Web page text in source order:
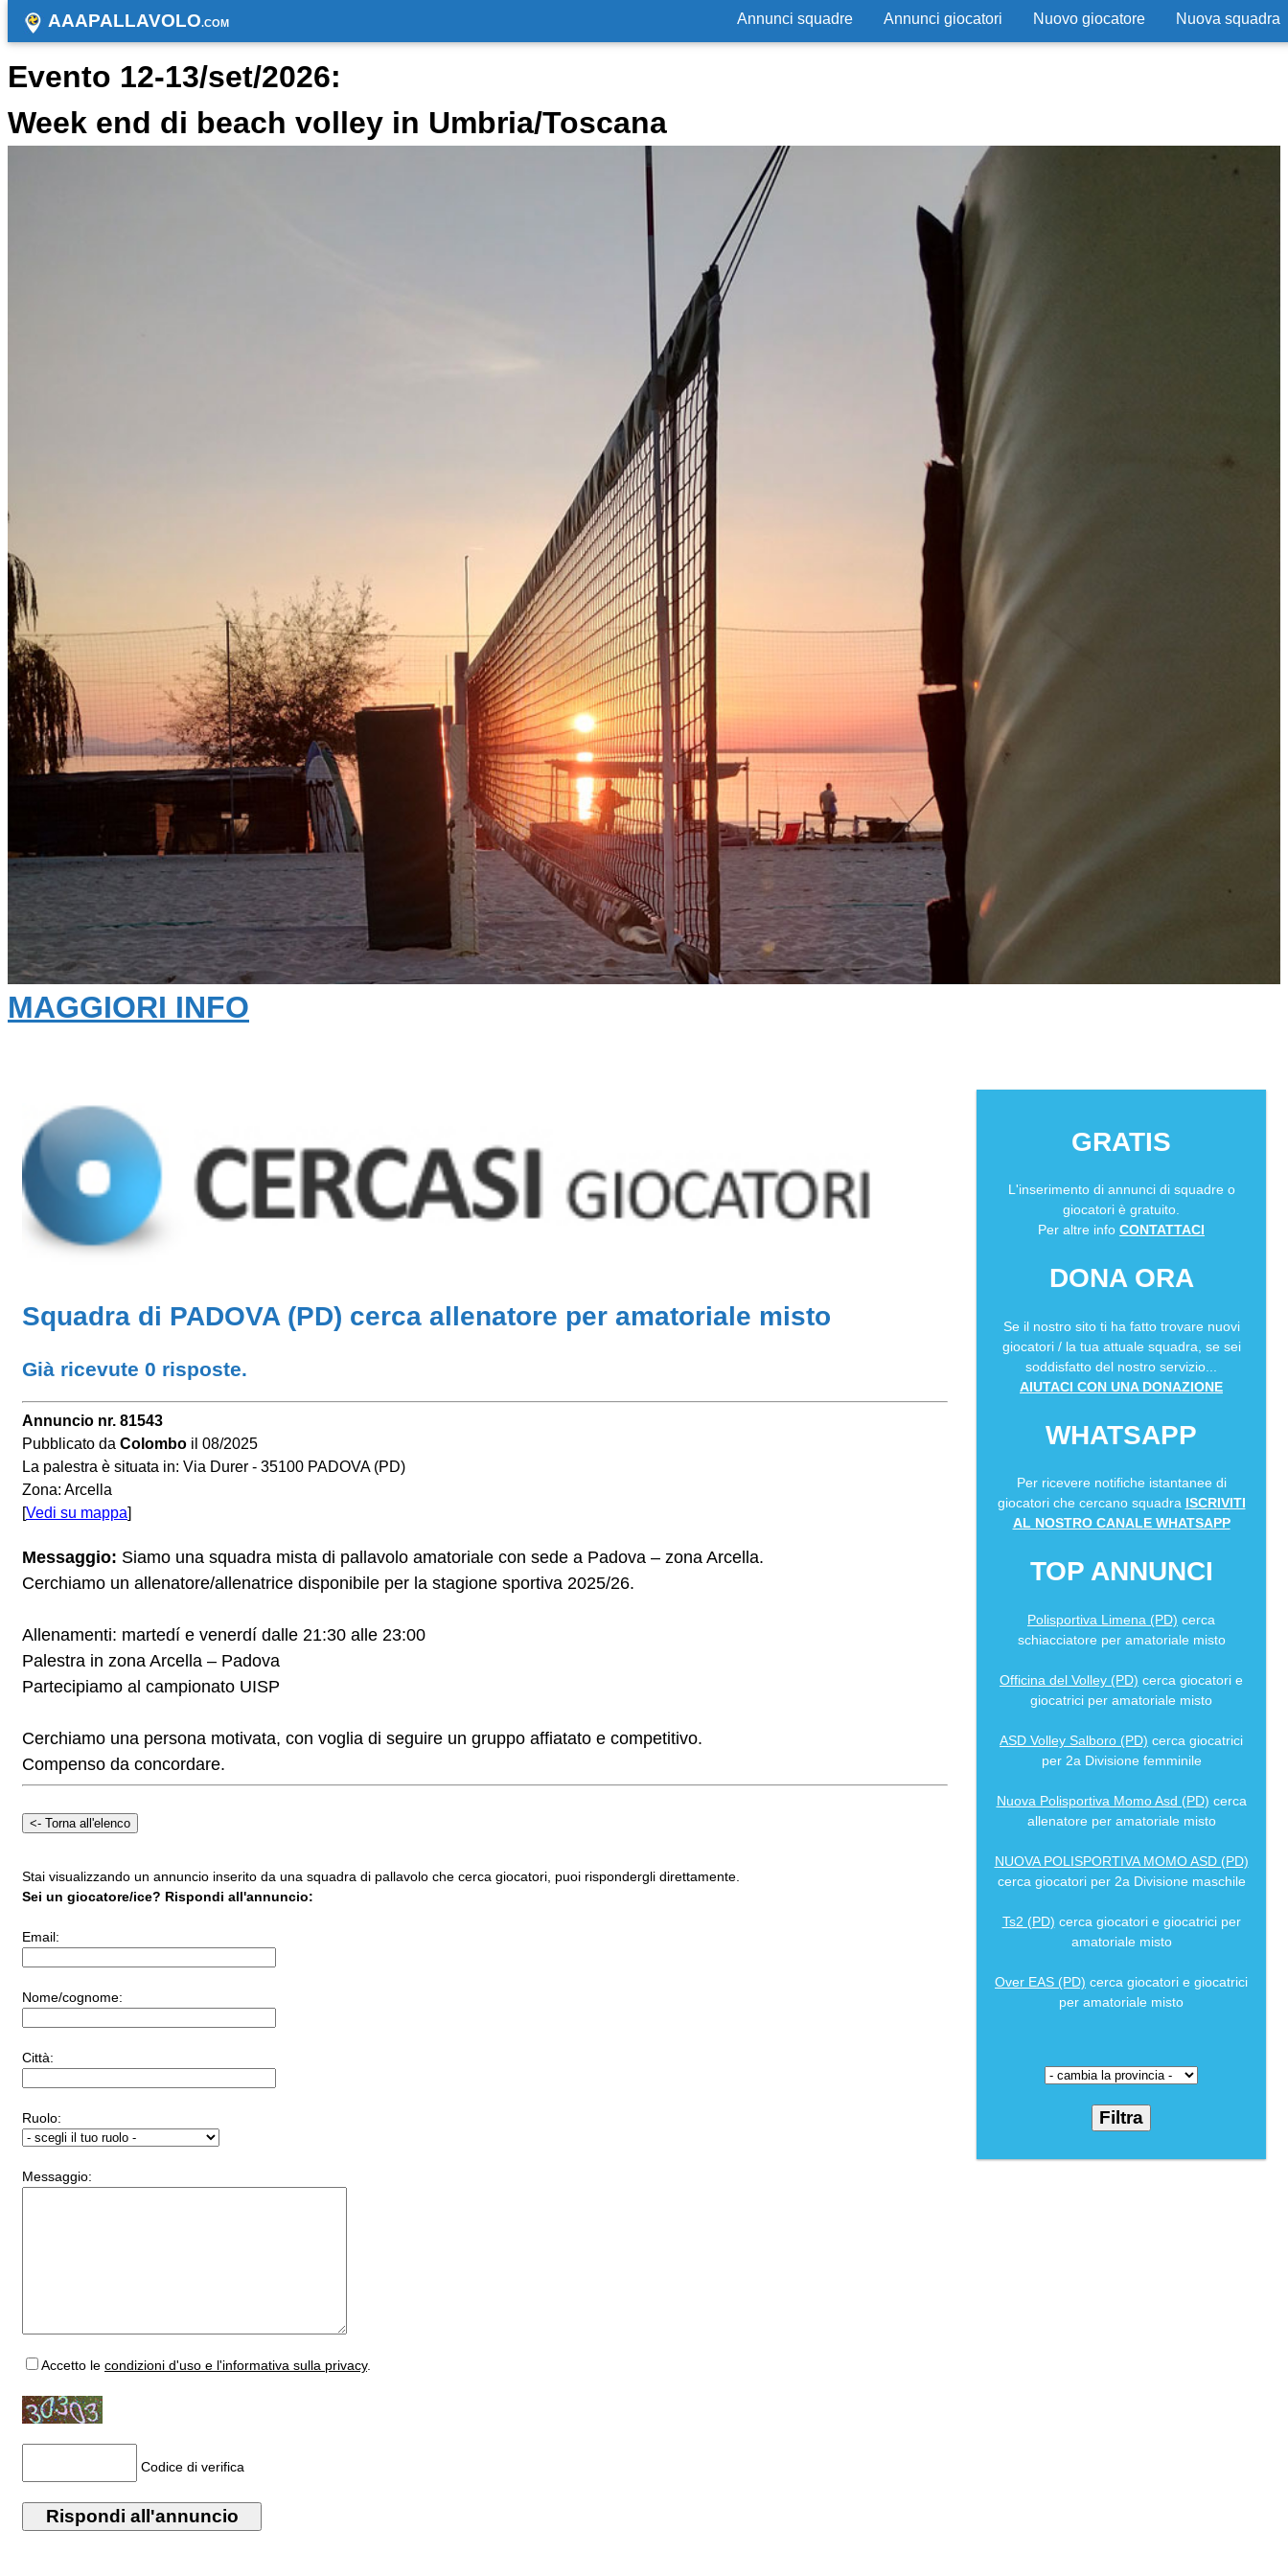
AAAPALLAVOLO.COM Annunci squadre Annunci giocatori Nuovo giocatore Nuova squadra
Evento 12-13/set/2026:
Week end di beach volley in Umbria/Toscana
MAGGIORI INFO
Squadra di PADOVA (PD) cerca allenatore per amatoriale misto
Già ricevute 0 risposte.
Annuncio nr. 81543
Pubblicato da Colombo il 08/2025
La palestra è situata in: Via Durer - 35100 PADOVA (PD)
Zona: Arcella
[Vedi su mappa]
Messaggio: Siamo una squadra mista di pallavolo amatoriale con sede a Padova – zona Arcella.
Cerchiamo un allenatore/allenatrice disponibile per la stagione sportiva 2025/26.
Allenamenti: martedí e venerdí dalle 21:30 alle 23:00
Palestra in zona Arcella – Padova
Partecipiamo al campionato UISP
Cerchiamo una persona motivata, con voglia di seguire un gruppo affiatato e competitivo.
Compenso da concordare.
Stai visualizzando un annuncio inserito da una squadra di pallavolo che cerca giocatori, puoi rispondergli direttamente.
Sei un giocatore/ice? Rispondi all'annuncio:
Email:
Nome/cognome:
Città:
Ruolo:
Messaggio:
Accetto le condizioni d'uso e l'informativa sulla privacy.
Codice di verifica
GRATIS
L'inserimento di annunci di squadre o
giocatori è gratuito.
Per altre info CONTATTACI
DONA ORA
Se il nostro sito ti ha fatto trovare nuovi
giocatori / la tua attuale squadra, se sei
soddisfatto del nostro servizio...
AIUTACI CON UNA DONAZIONE
WHATSAPP
Per ricevere notifiche istantanee di
giocatori che cercano squadra ISCRIVITI
AL NOSTRO CANALE WHATSAPP
TOP ANNUNCI
Polisportiva Limena (PD) cerca
schiacciatore per amatoriale misto
Officina del Volley (PD) cerca giocatori e
giocatrici per amatoriale misto
ASD Volley Salboro (PD) cerca giocatrici
per 2a Divisione femminile
Nuova Polisportiva Momo Asd (PD) cerca
allenatore per amatoriale misto
NUOVA POLISPORTIVA MOMO ASD (PD)
cerca giocatori per 2a Divisione maschile
Ts2 (PD) cerca giocatori e giocatrici per
amatoriale misto
Over EAS (PD) cerca giocatori e giocatrici
per amatoriale misto